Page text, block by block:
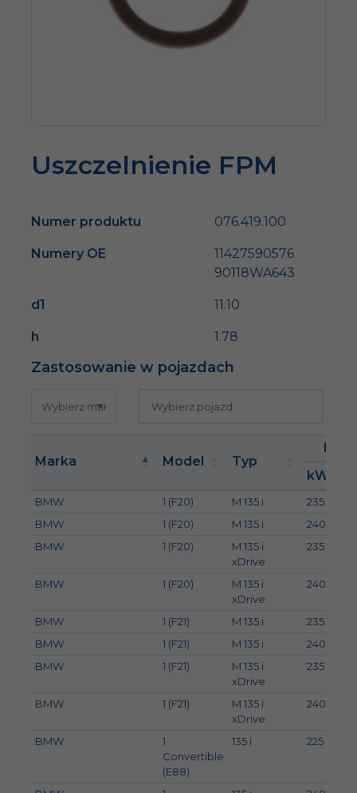
Uszczelnienie FPM
Numer produktu 076.419.100
Numery OE
11427590576
90118WA643
d1 11.10
h 1.78
Zastosowanie w pojazdach
Marka Model Typ
Moc
kW
BMW 1 (F20) M 135 i 235
BMW
1 (F20) M 135 i 240
BMW
1 (F20)
M 135 i
xDrive
235
BMW 1 (F20)
M 135 i
xDrive
240
BMW 1 (F21) M 135 i 235
BMW
1 (F21) M 135 i 240
BMW
1 (F21)
M 135 i
xDrive
235
BMW 1 (F21)
M 135 i
xDrive
240
BMW
1
Convertible
(E88)
135 i 225